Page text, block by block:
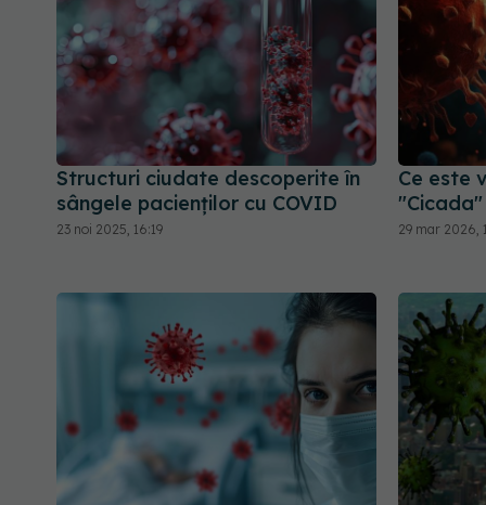
Structuri ciudate descoperite în
sângele pacienților cu COVID
23 noi 2025, 16:19
Ce este
29 mar 2026,